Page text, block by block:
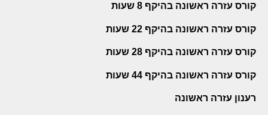
קורס עזרה ראשונה בהיקף 8 שעות
קורס עזרה ראשונה בהיקף 22 שעות
קורס עזרה ראשונה בהיקף 28 שעות
קורס עזרה ראשונה בהיקף 44 שעות
רענון עזרה ראשונה